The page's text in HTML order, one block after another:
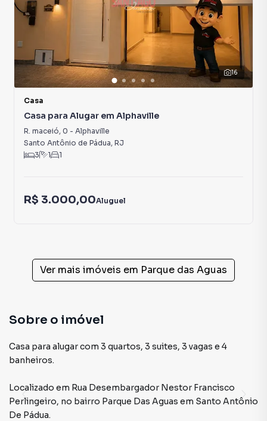
16
Casa
Casa para Alugar em Alphaville
R. maceió, 0 - Alphaville
Santo Antônio de Pádua, RJ
3
1 1
R$ 3.000,00Aluguel
Ver mais imóveis em Parque das Aguas
Sobre o imóvel
Casa para alugar com 3 quartos, 3 suites, 3 vagas e 4
banheiros.
Localizado em Rua Desembargador Nestor Francisco
Perlingeiro, no bairro Parque Das Aguas em Santo Antônio
De Pádua.